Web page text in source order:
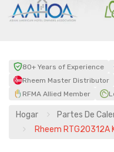
80+ Years of Experience
Rheem Master Distributor
RFMA Allied Member
Hogar
Partes De
Rheem RTG20312A